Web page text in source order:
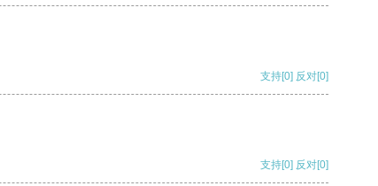
支持[0] 反对[0]
支持[0] 反对[0]